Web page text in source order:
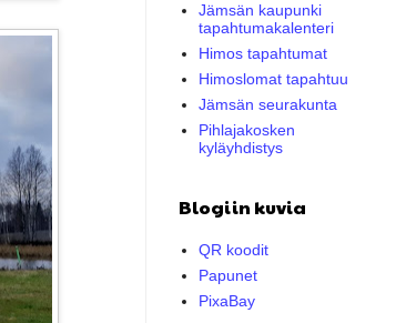
Jämsän kaupunki
tapahtumakalenteri
Himos tapahtumat
Himoslomat tapahtuu
Jämsän seurakunta
Pihlajakosken
kyläyhdistys
Blogiin kuvia
QR koodit
Papunet
PixaBay